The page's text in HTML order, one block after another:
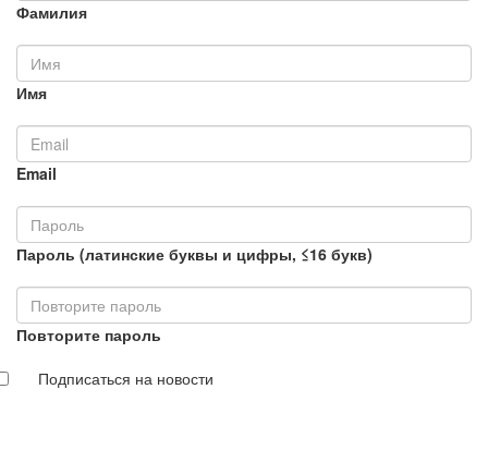
Фамилия
Имя
Email
Пароль (латинские буквы и цифры, ≤16 букв)
Повторите пароль
Подписаться на новости